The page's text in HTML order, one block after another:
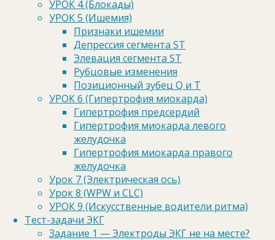
УРОК 4 (Блокады)
УРОК 5 (Ишемия)
Признаки ишемии
Депрессия сегмента ST
Элевация сегмента ST
Рубцовые изменения
Позиционный зубец Q и Т
УРОК 6 (Гипертрофия миокарда)
Гипертрофия предсердий
Гипертрофия миокарда левого
желудочка
Гипертрофия миокарда правого
желудочка
Урок 7 (Электрическая ось)
Урок 8 (WPW и CLC)
УРОК 9 (Искусственные водители ритма)
Тест-задачи ЭКГ
Задание 1 — Электроды ЭКГ не на месте?
Здесь вы можете оставить свое
комментарии и замечания, а возможно вы
нашли ошибку….
27 комментариев
Александр
27.05.2015 на 16:42
СИСТОЛИЧЕСКАЯ ПЕРЕГРУЗКА
ЛЕВОГО ЖЕЛУДОЧКА
….Да так как же проявляется этот
«феномен». А проявляется он в